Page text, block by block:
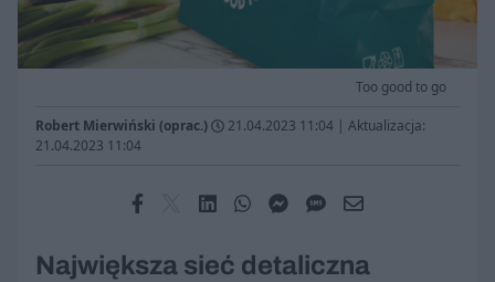
Too good to go
Robert Mierwiński (oprac.) 21.04.2023 11:04 | Aktualizacja:
21.04.2023 11:04
Największa sieć detaliczna